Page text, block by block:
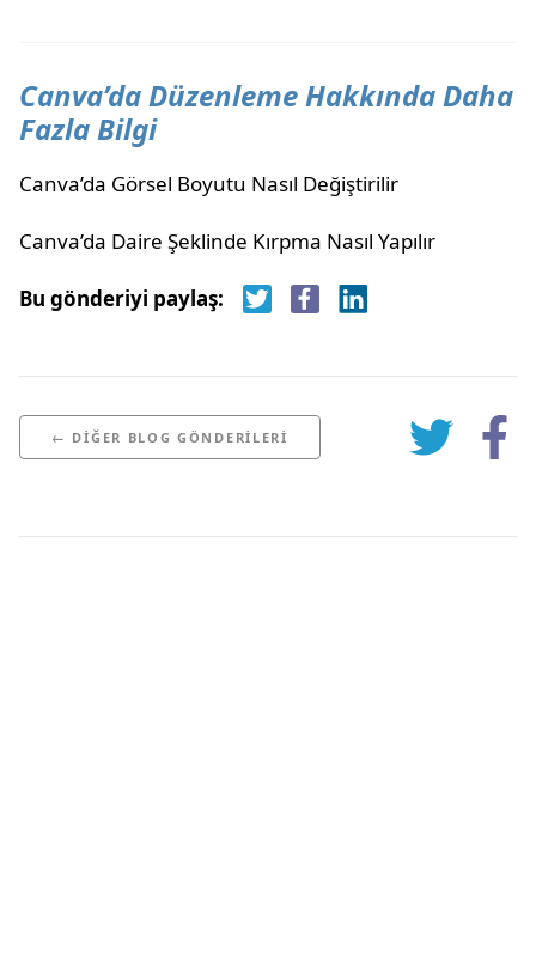
Canva’da Düzenleme Hakkında Daha
Fazla Bilgi
Canva’da Görsel Boyutu Nasıl Değiştirilir
Canva’da Daire Şeklinde Kırpma Nasıl Yapılır
Bu gönderiyi paylaş:
← DIĞER BLOG GÖNDERILERI